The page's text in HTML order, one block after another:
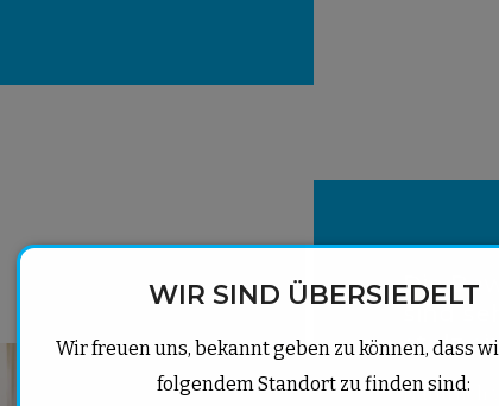
Die
sind
stolz
Natürlich
WIR SIND ÜBERSIEDELT
Wir freuen uns, bekannt geben zu können, dass
folgendem Standort zu finden sind: